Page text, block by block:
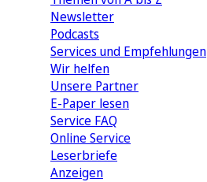
Newsletter
Podcasts
Services und Empfehlungen
Wir helfen
Unsere Partner
E-Paper lesen
Service FAQ
Online Service
Leserbriefe
Anzeigen